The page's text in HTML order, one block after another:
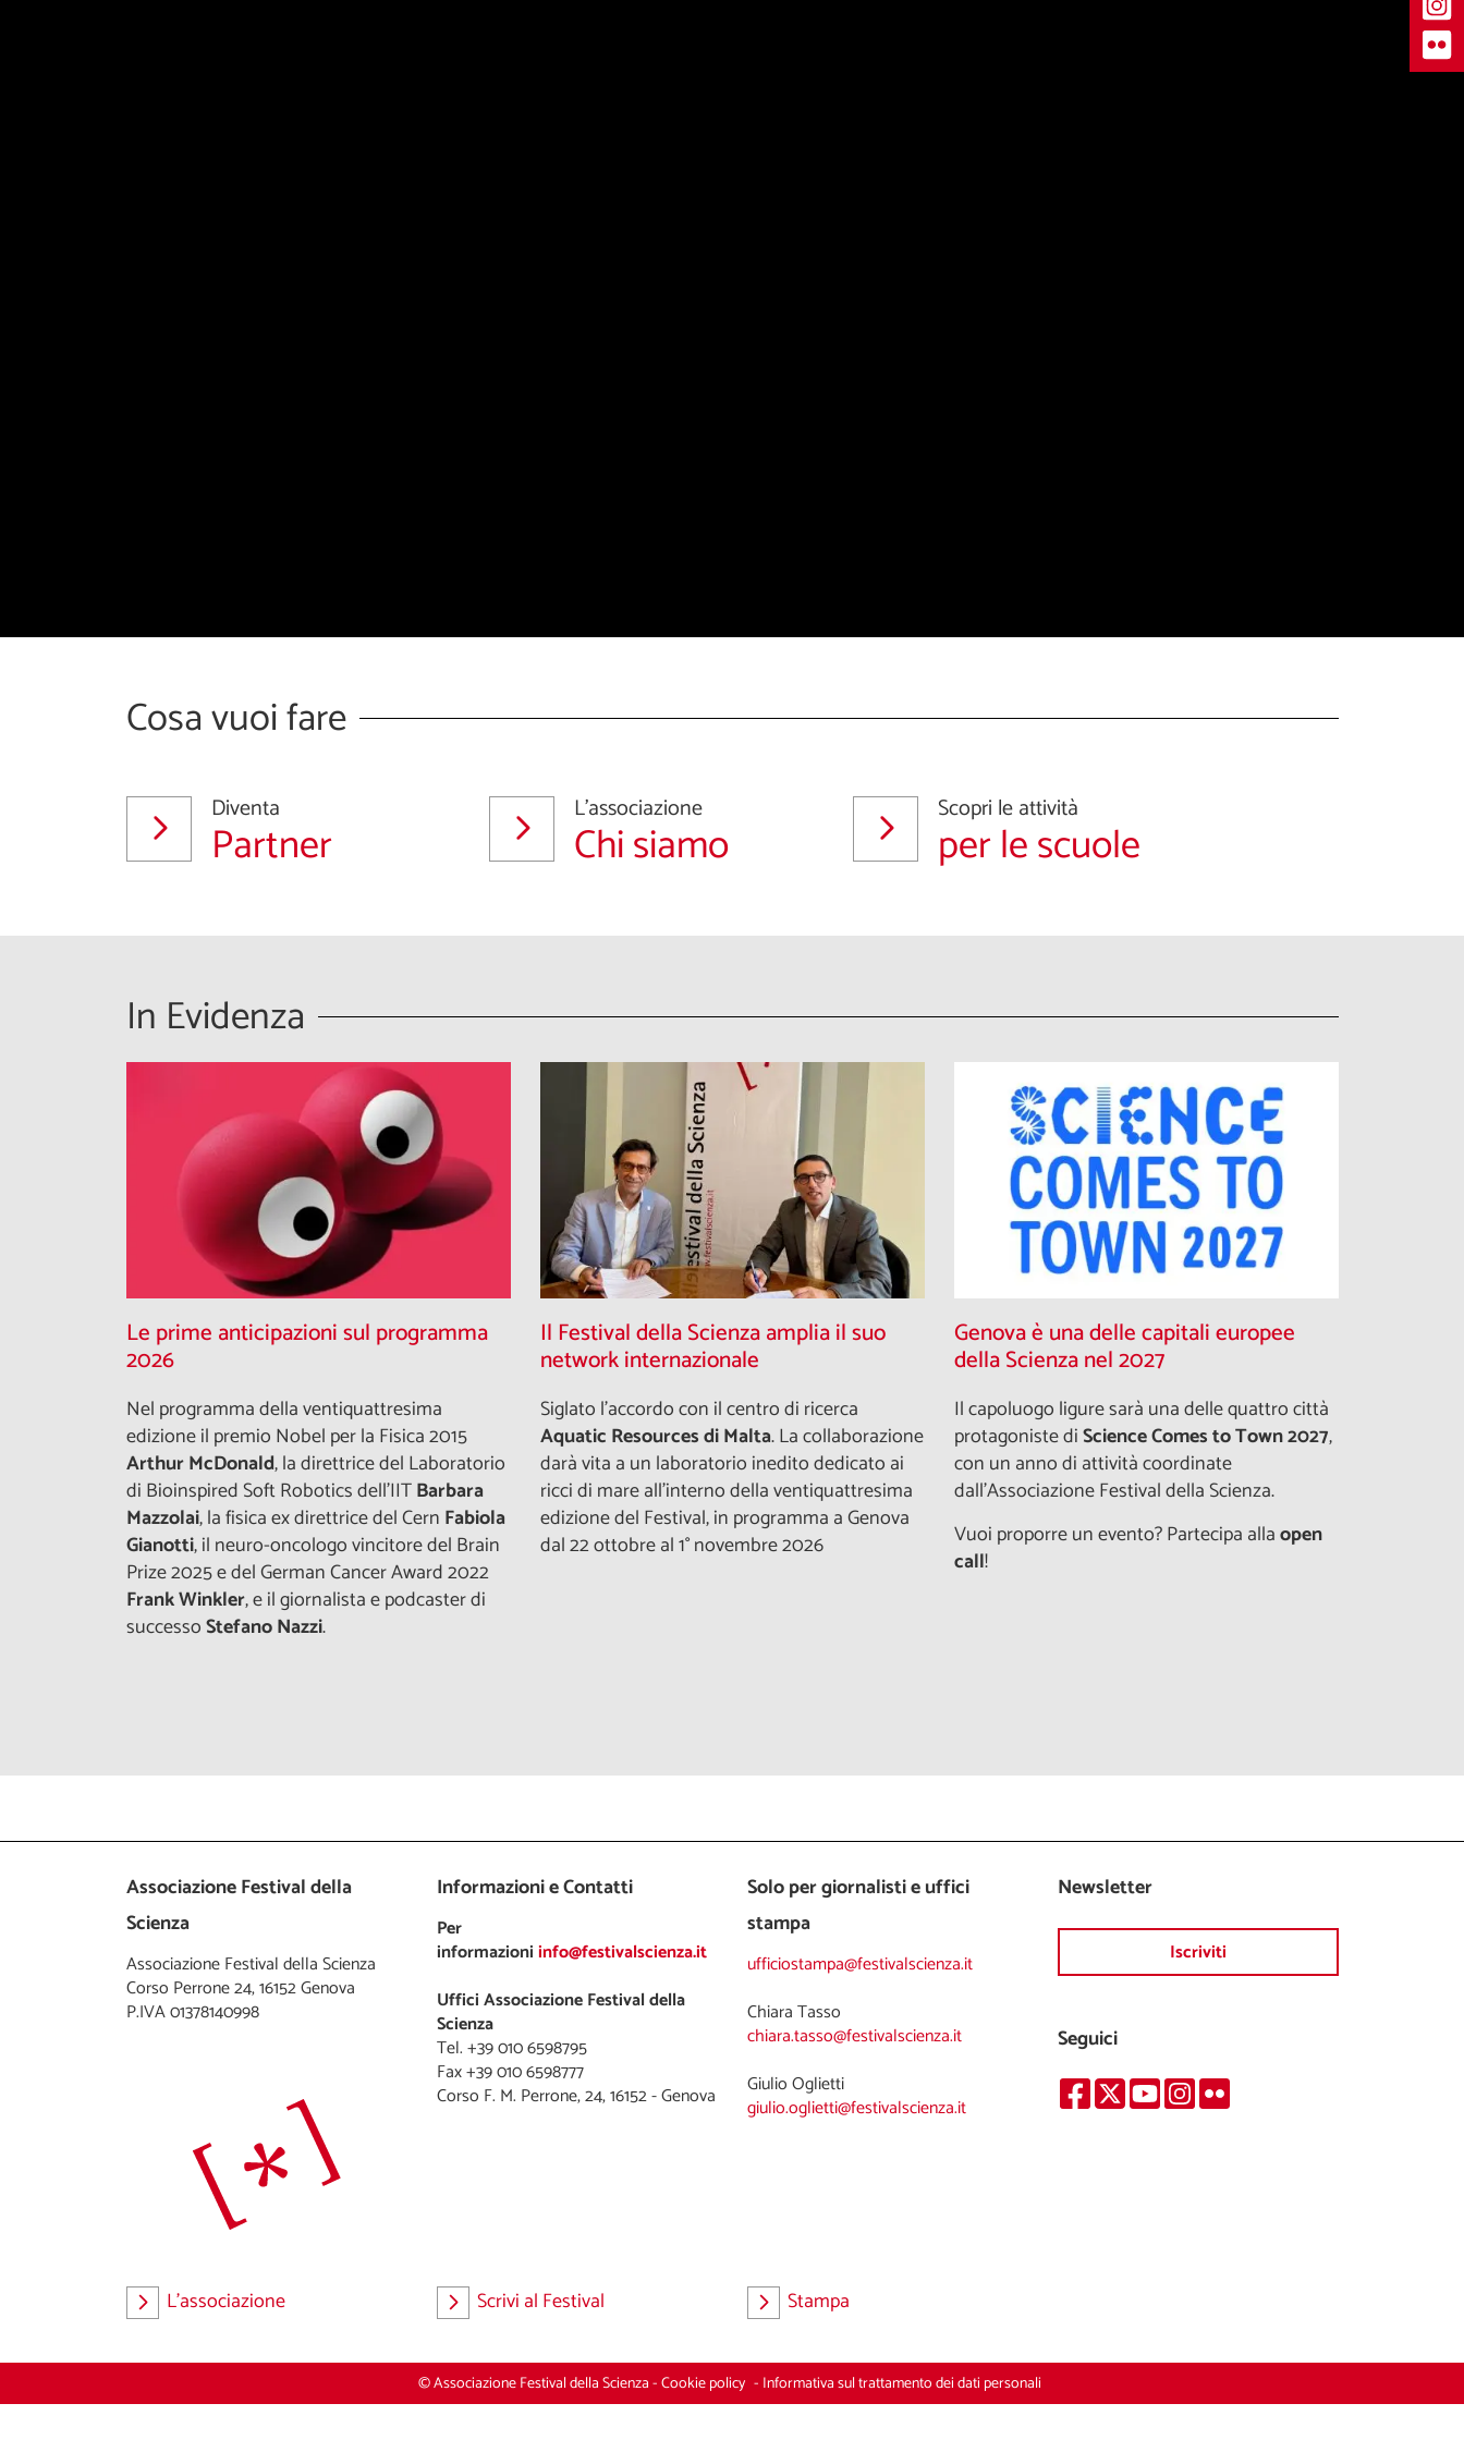
Cosa vuoi fare
Diventa
Partner
L'associazione
Chi siamo
Scopri le attività
per le scuole
In Evidenza
Le prime anticipazioni sul programma
2026
Nel programma della ventiquattresima
edizione il premio Nobel per la Fisica 2015
Arthur McDonald, la direttrice del Laboratorio
di Bioinspired Soft Robotics dell’IITBarbara
Mazzolai, la fisica ex direttrice del Cern Fabiola
Gianotti, il neuro-oncologo vincitore del Brain
Prize 2025 e del German Cancer Award 2022
Frank Winkler, e il giornalista e podcaster di
successoStefano Nazzi.
Il Festival della Scienza amplia il suo
network internazionale
Siglato l'accordo con il centro di ricerca
Aquatic Resources di Malta. La collaborazione
darà vita a un laboratorio inedito dedicato ai
ricci di mare all’interno della ventiquattresima
edizione del Festival, in programma a Genova
dal 22 ottobre al 1° novembre 2026
Genova è una delle capitali europee
della Scienza nel 2027
Il capoluogo ligure sarà una delle quattro città
protagoniste diScience Comes to Town 2027,
con un anno di attività coordinate
dall'Associazione Festival della Scienza.
Vuoi proporre un evento? Partecipa allaopen
call!
Associazione Festival della
Scienza
Associazione Festival della Scienza
Corso Perrone 24, 16152 Genova
P.IVA 01378140998
L'associazione
Informazioni e Contatti
Per
informazioniinfo@festivalscienza.it
Uffici Associazione Festival della
Scienza
Tel. +39 010 6598795
Fax +39 010 6598777
Scrivi al Festival
Solo per giornalisti e uffici
stampa
ufficiostampa@festivalscienza.it
chiara.tasso@festivalscienza.it
Giulio Oglietti
giulio.oglietti@festivalscienza.it
Stampa
Newsletter
Iscriviti
Seguici
© Associazione Festival della Scienza-Cookie policy - Informativa sul trattamento dei dati personali